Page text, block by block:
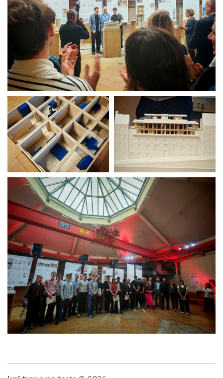
News
Projekte
Auswahl
Privat
Öffentlich
Holzbau
Massivbau
Wettbewerbe
Umbau
Alle
Projekte
Lehre
Büro
Juri
Troy
Team
Vorträge
Ausstellungen
Publikationen
Modelle